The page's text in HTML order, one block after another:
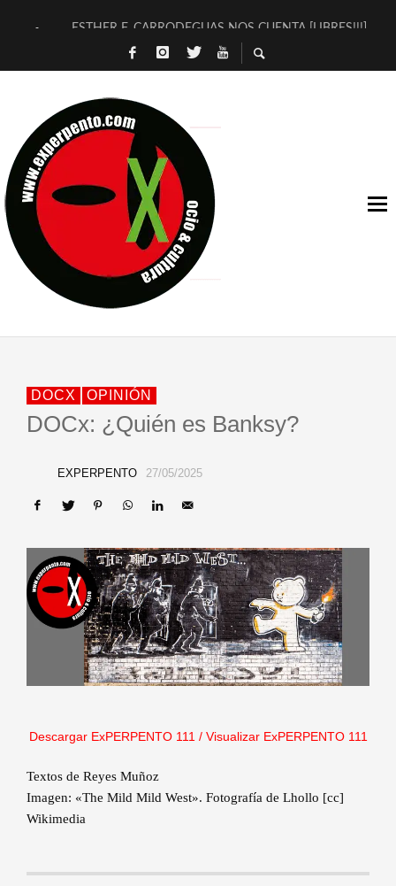
ESTHER F. CARRODEGUAS NOS CUENTA [LIBRES!!!]
[TERRA DE GUAPES] DE SANDRA MONFORT
TIMBRE 4, LA ESCUELA DEL DIRECTOR TEATRAL CLAUDIO
30 AÑOS (NO ES NADA) DE LA KATARSIS DEL TOMATAZO
MILITARES JUDÍAS EN #EXVITA
D’BALDOMEROS REINVENTAN [BITÁCORA 3.0] EN EXVITA
MARSHALL FLASH PRESENTA EN EXVITA [RELATIVA
JOFRE BARDAGÍ EN EXVITA INTERPRETANDO A SERRAT
DOCX OPINIÓN
DOCx: ¿Quién es Banksy?
EXPERPENTO 27/05/2025
Descargar ExPERPENTO 111/ Visualizar ExPERPENTO 111
Textos de Reyes Muñoz
Imagen: «The Mild Mild West». Fotografía de Lhollo [cc]
Wikimedia